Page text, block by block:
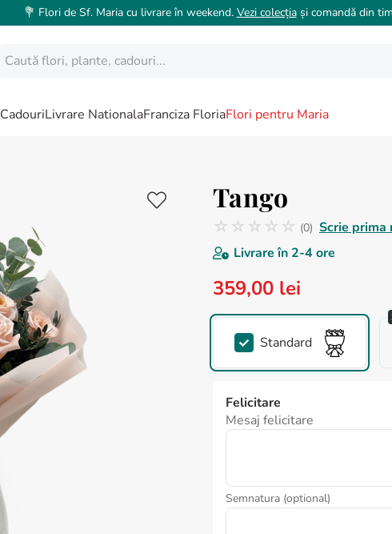
💐 Flori de Sf. Maria cu livrare în weekend. Vezi colecțiași comandă din
CadouriLivrare NationalaFranciza FloriaFlori pentru Maria
Tango
☆ ☆ ☆ ☆ ☆ (0)
Nicio recenzie
Scrie prima
Livrare în 2-4 ore
359,00 lei
Standard
Felicitare
Mesaj felicitare
Semnatura (optional)